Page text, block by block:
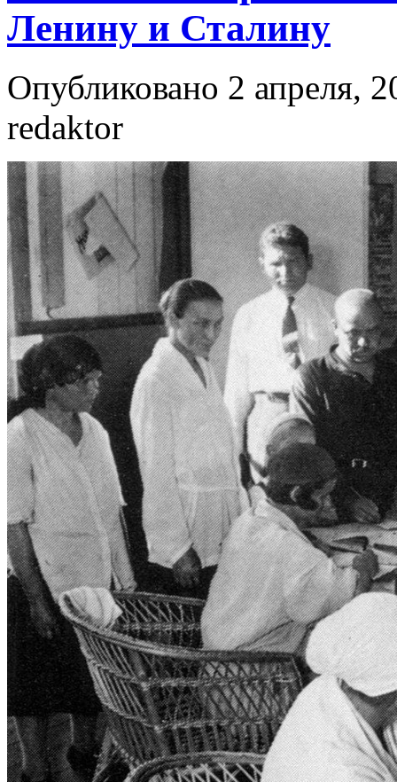
Ленину и Сталину
Опубликовано 2 апреля,
redaktor